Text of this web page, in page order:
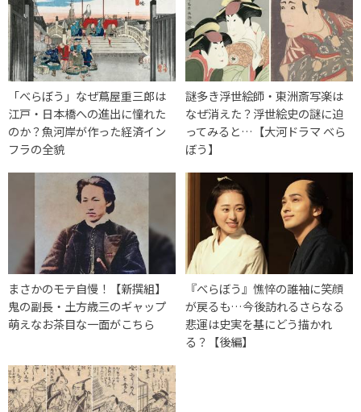
「べらぼう」なぜ蔦屋重三郎は
江戸・日本橋への進出に憧れた
のか？魚河岸が作った経済イン
フラの全貌
謎多き浮世絵師・東洲斎写楽は
なぜ消えた？浮世絵史の謎に迫
ってみると…【大河ドラマ べら
ぼう】
まさかのモテ自慢！【新撰組】
鬼の副長・土方歳三のギャップ
萌えなお茶目な一面がこちら
『べらぼう』憔悴の誰袖に笑顔
が戻るも…今後訪れるさらなる
悲運は史実を基にどう描かれ
る？【後編】